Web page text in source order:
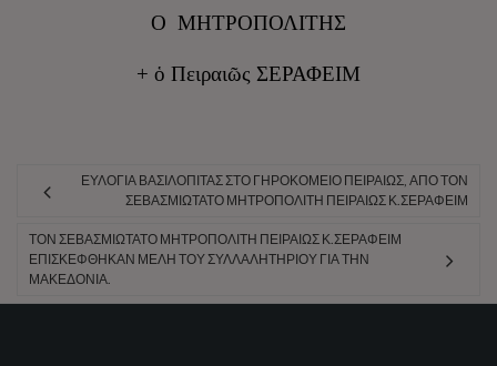
Ο ΜΗΤΡΟΠΟΛΙΤΗΣ
+ ὁ Πειραιῶς ΣΕΡΑΦΕΙΜ
ΕΥΛΟΓΊΑ ΒΑΣΙΛΌΠΙΤΑΣ ΣΤΟ ΓΗΡΟΚΟΜΕΊΟ ΠΕΙΡΑΙΏΣ, ΑΠΌ ΤΟΝ
ΣΕΒΑΣΜΙΏΤΑΤΟ ΜΗΤΡΟΠΟΛΊΤΗ ΠΕΙΡΑΙΏΣ Κ.ΣΕΡΑΦΕΊΜ
ΤΟΝ ΣΕΒΑΣΜΙΏΤΑΤΟ ΜΗΤΡΟΠΟΛΊΤΗ ΠΕΙΡΑΙΏΣ Κ.ΣΕΡΑΦΕΊΜ
ΕΠΙΣΚΈΦΘΗΚΑΝ ΜΈΛΗ ΤΟΥ ΣΥΛΛΑΛΗΤΗΡΊΟΥ ΓΙΑ ΤΗΝ
ΜΑΚΕΔΟΝΊΑ.